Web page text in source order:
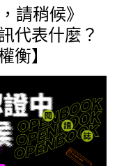
請稍候》
代表什麼？
衡】